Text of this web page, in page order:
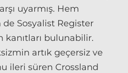
uyarmış. Hem
Sosyalist Register
bulunabilir.
artık geçersiz ve
ileri süren Crossland